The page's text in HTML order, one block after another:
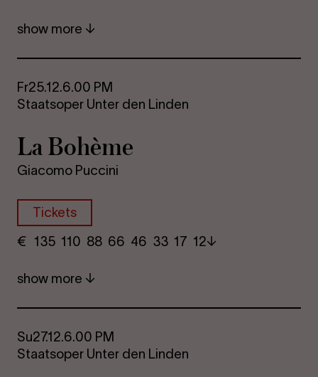
show more
Fr25.12.6.00 PM
Staatsoper Unter den Linden
La Bohème
Giacomo Puccini
Tickets
€ ​ 135 110 88​ 66 46 33​ 17 12
show more
Su27.12.6.00 PM
Staatsoper Unter den Linden